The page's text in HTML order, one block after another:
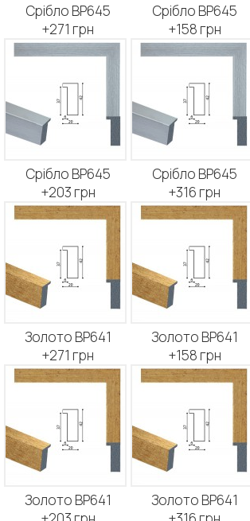
Срібло BP645
+271 грн
Срібло BP645
+158 грн
Срібло BP645
+203 грн
Срібло BP645
+316 грн
Золото BP641
+271 грн
Золото BP641
+158 грн
Золото BP641
Золото BP641